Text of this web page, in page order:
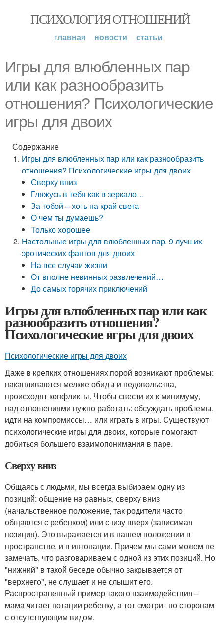
ПСИХОЛОГИЯ ОТНОШЕНИЙ
главная новости статьи
Игры для влюбленных пар
или как разнообразить
отношения? Психологические
игры для двоих
Содержание
Игры для влюбленных пар или как разнообразить
отношения? Психологические игры для двоих
Сверху вниз
Гляжусь в тебя как в зеркало…
За тобой – хоть на край света
О чем ты думаешь?
Только хорошее
Настольные игры для влюбленных пар. 9 лучших
эротических фантов для двоих
На все случаи жизни
От вполне невинных развлечений…
До самых горячих приключений
Игры для влюбленных пар или как
разнообразить отношения?
Психологические игры для двоих
Психологические игры для двоих
Даже в крепких отношениях порой возникают проблемы:
накапливаются мелкие обиды и недовольства,
происходят конфликты. Чтобы свести их к минимуму,
над отношениями нужно работать: обсуждать проблемы,
идти на компромиссы… или играть в игры. Существуют
психологические игры для двоих, которые помогают
добиться большего взаимопонимания в паре.
Сверху вниз
Общаясь с людьми, мы всегда выбираем одну из
позиций: общение на равных, сверху вниз
(начальственное положение, так родители часто
общаются с ребенком) или снизу вверх (зависимая
позиция). Это выражается и в нашем положении в
пространстве, и в интонации. Причем мы сами можем не
замечать, что разговариваем с одной из этих позиций. Но
"нижний" в такой беседе обычно закрывается от
"верхнего", не слушает и не слышит его.
Распространенный пример такого взаимодействия –
мама читает нотации ребенку, а тот смотрит по сторонам
с отсутствующим видом.